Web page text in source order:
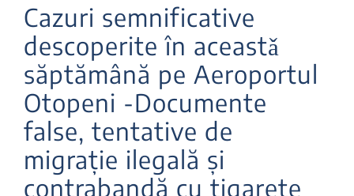
Cazuri semnificative
descoperite în aceastǎ
săptămână pe Aeroportul
Otopeni -Documente
false, tentative de
migrație ilegală și
contrabandă cu țigarete